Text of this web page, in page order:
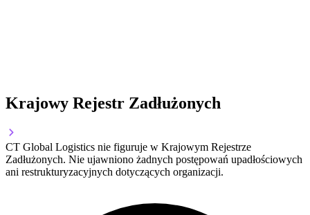
Krajowy Rejestr Zadłużonych
CT Global Logistics nie figuruje w Krajowym Rejestrze
Zadłużonych. Nie ujawniono żadnych postępowań upadłościowych
ani restrukturyzacyjnych dotyczących organizacji.